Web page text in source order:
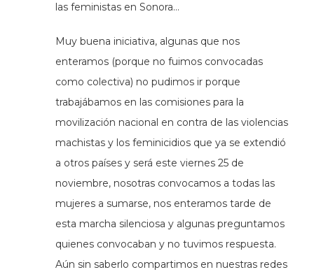
las feministas en Sonora…
Muy buena iniciativa, algunas que nos
enteramos (porque no fuimos convocadas
como colectiva) no pudimos ir porque
trabajábamos en las comisiones para la
movilización nacional en contra de las violencias
machistas y los feminicidios que ya se extendió
a otros países y será este viernes 25 de
noviembre, nosotras convocamos a todas las
mujeres a sumarse, nos enteramos tarde de
esta marcha silenciosa y algunas preguntamos
quienes convocaban y no tuvimos respuesta.
Aún sin saberlo compartimos en nuestras redes